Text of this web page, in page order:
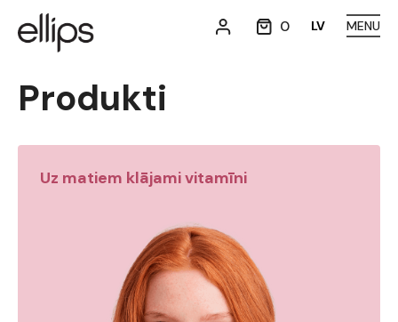
0 LV MENU
Produkti
Uz matiem klājami vitamīni